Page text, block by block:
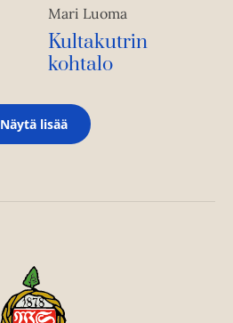
Mari Luoma
Kultakutrin
kohtalo
Näytä lisää